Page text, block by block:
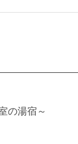
の湯宿～